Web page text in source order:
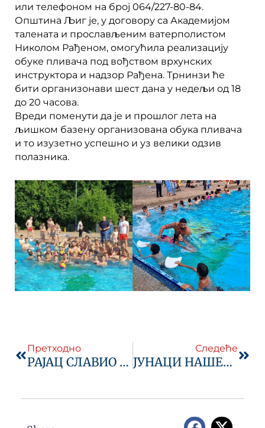
или телефоном на број 064/227-80-84.
Општина Љиг је, у договору са Академијом
талената и прослављеним ватерполистом
Николом Рађеном, омогућила реализацију
обуке пливача под вођством врхунских
инструктора и надзор Рађена. Трнинзи ће
бити организонави шест дана у недељи од 18
до 20 часова.
Вреди поменути да је и прошлог лета на
љишком базену организована обука пливача
и то изузетно успешно и уз велики одзив
полазника.
Претходно
РАЈАЦ СЛАВИО УЗ ПЕХАР, ГОЛОВЕ, БАКЉЕ И РАКЕТЕ
Следеће
ЈУНАЦИ НАШЕГ ДОБА: ЗАЗИНА ЛЕКЦИЈА О ЧЕСТИТОСТИ И ПОШТЕЊУ